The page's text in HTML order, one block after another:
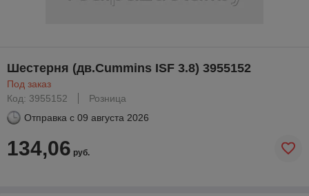
Шестерня (дв.Cummins ISF 3.8) 3955152
Под заказ
Код: 3955152
Розница
Отправка с 09 августа 2026
134,06 руб.